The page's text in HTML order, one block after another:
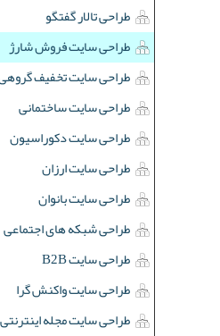
طراحی تالار گفتگو
طراحی سایت فروش شارژ
طراحی سایت تخفیف
طراحی سایت ساختمانی
طراحی سایت دکوراسیون
طراحی سایت ارزان
طراحی سایت بانوان
طراحی شبکه های اجتماعی
طراحی سایت B2B
طراحی سایت واکنش گرا
طراحی سایت مجله اینترنتی